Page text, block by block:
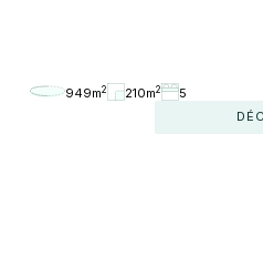
949m2 210m2
5